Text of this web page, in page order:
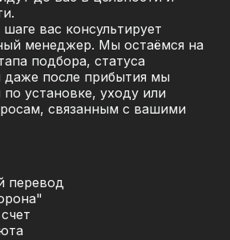
вас консультирует
менеджер. Мы остаёмся на
подбора, статуса
даже после прибытия мы
установке, уходу или
связанным с вашими
перевод